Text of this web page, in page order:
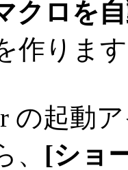
クロを
作りま
の起動
[ショ